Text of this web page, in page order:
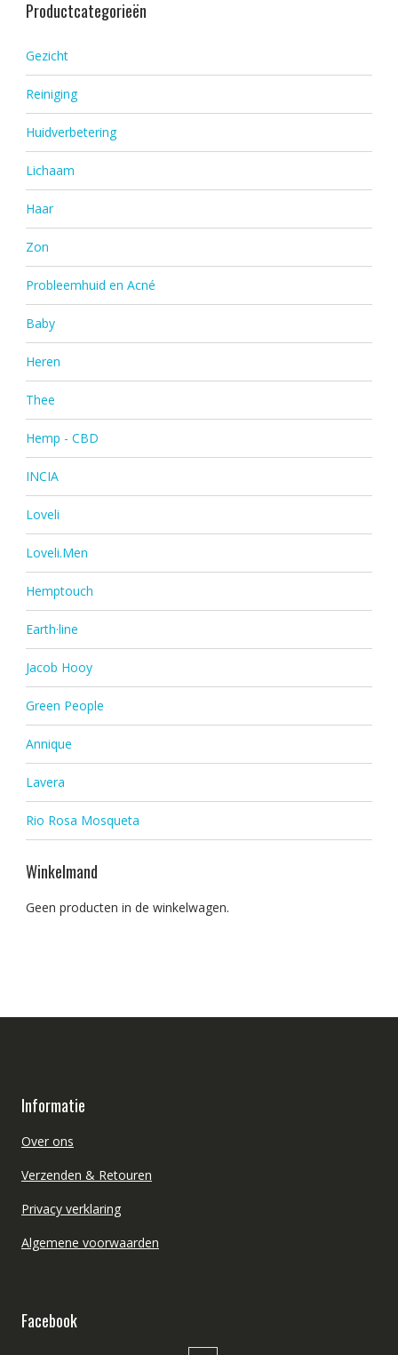
Productcategorieën
Gezicht
Reiniging
Huidverbetering
Lichaam
Haar
Zon
Probleemhuid en Acné
Baby
Heren
Thee
Hemp - CBD
INCIA
Loveli
Loveli.Men
Hemptouch
Earth·line
Jacob Hooy
Green People
Annique
Lavera
Rio Rosa Mosqueta
Winkelmand
Geen producten in de winkelwagen.
Informatie
Over ons
Verzenden & Retouren
Privacy verklaring
Algemene voorwaarden
Facebook